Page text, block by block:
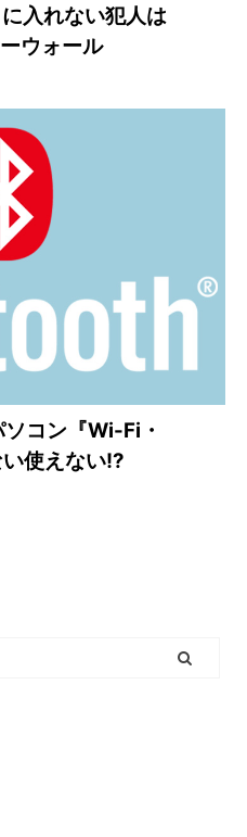
入れない犯人は
ウォール
コン『Wi-Fi・
使えない!?